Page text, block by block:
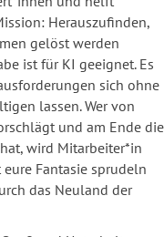
Herauszufinden,
gelöst werden
ist für KI geeignet. Es
sich ohne
lassen. Wer von
und am Ende die
wird Mitarbeiter*in
Fantasie sprudeln
das Neuland der